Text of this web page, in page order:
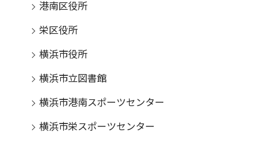
港南区役所
栄区役所
横浜市役所
横浜市立図書館
横浜市港南スポーツセンター
横浜市栄スポーツセンター